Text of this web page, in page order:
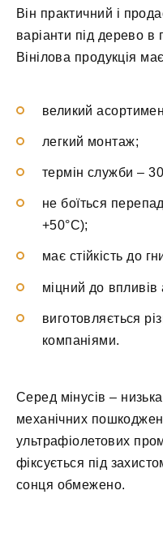
Він практичний і
варіанти під дерево в
Вінілова продукція
великий
легкий монтаж;
термін служби – 30
не боїться
+50°C);
має стійкість до
міцний до
виготовляється
компаніями.
Серед мінусів –
механічних
ультрафіолетових
фіксується під
сонця обмежено.